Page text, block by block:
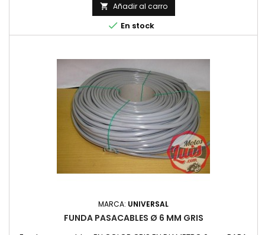
 Añadir al carro
 En stock
MARCA: UNIVERSAL
FUNDA PASACABLES Ø 6 MM GRIS